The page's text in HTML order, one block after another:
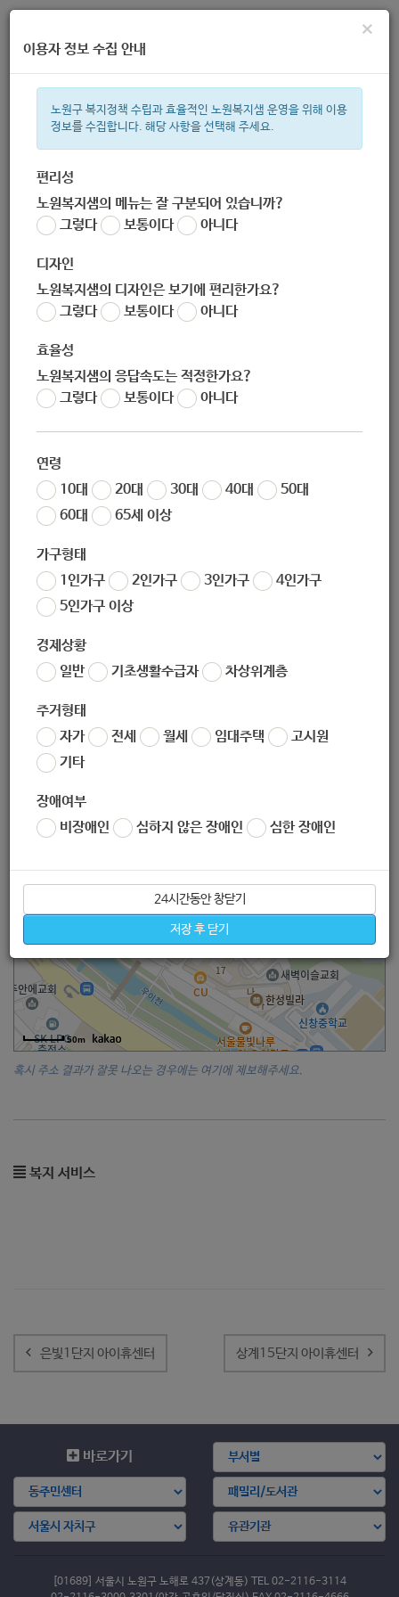
주간 인기검색어
한눈으로 보는 복지 정보
×
이용자 정보 수집 안내
노원구 복지정책 수립과 효율적인 노원복지샘 운영을 위해 이용
정보를 수집합니다. 해당 사항을 선택해 주세요.
편리성
노원복지샘의 메뉴는 잘 구분되어 있습니까?
그렇다
보통이다 아니다
디자인
노원복지샘의 디자인은 보기에 편리한가요?
그렇다
보통이다 아니다
효율성
노원복지샘의 응답속도는 적정한가요?
그렇다
보통이다 아니다
연령
10대
20대 30대 40대
50대
60대
65세 이상
가구형태
1인가구
2인가구 3인가구
4인가구
5인가구 이상
경제상황
일반
기초생활수급자 차상위계층
주거형태
자가
전세 월세 임대주택
고시원
기타
장애여부
비장애인
심하지 않은 장애인 심한 장애인
24시간동안 창닫기
저장 후 닫기
월계극동 아이휴센터
02-994-7177
1220ihyu@naver.com
https://umppa.seoul.go.kr/
(우) 01873
서울시 노원구 덕릉로 60길 266, 102동 105호(월계극동아
50m
혹시 주소 결과가 잘못 나오는 경우에는 여기에 제보해주세요.
복지 서비스
내
비 은빛1단지 아이휴센터 상계15단지 아이휴센터
바로가기
[01689] 서울시 노원구 노해로 437(상계동) TEL 02-2116-3114